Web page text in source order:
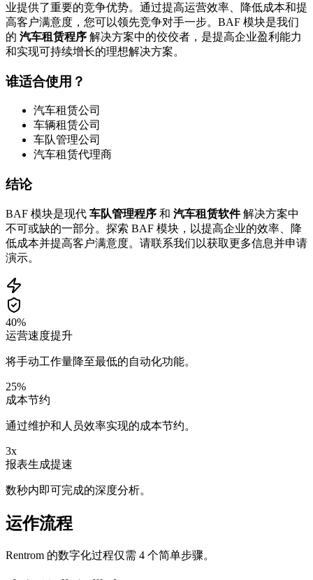
业提供了重要的竞争优势。通过提高运营效率、降低成本和提
高客户满意度，您可以领先竞争对手一步。BAF 模块是我们
的 汽车租赁程序 解决方案中的佼佼者，是提高企业盈利能力
和实现可持续增长的理想解决方案。
谁适合使用？
汽车租赁公司
车辆租赁公司
车队管理公司
汽车租赁代理商
结论
BAF 模块是现代 车队管理程序 和 汽车租赁软件解决方案中
不可或缺的一部分。探索 BAF 模块，以提高企业的效率、降
低成本并提高客户满意度。请联系我们以获取更多信息并申请
演示。
40%
运营速度提升
将手动工作量降至最低的自动化功能。
25%
成本节约
通过维护和人员效率实现的成本节约。
3x
报表生成提速
数秒内即可完成的深度分析。
运作流程
Rentrom 的数字化过程仅需 4 个简单步骤。